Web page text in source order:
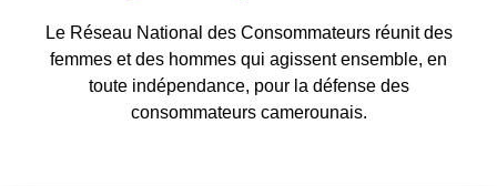
Le Réseau National des Consommateurs réunit des
femmes et des hommes qui agissent ensemble, en
toute indépendance, pour la défense des
consommateurs camerounais.